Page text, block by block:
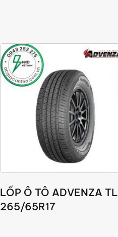
LỐP Ô TÔ ADVENZA TL
265/65R17